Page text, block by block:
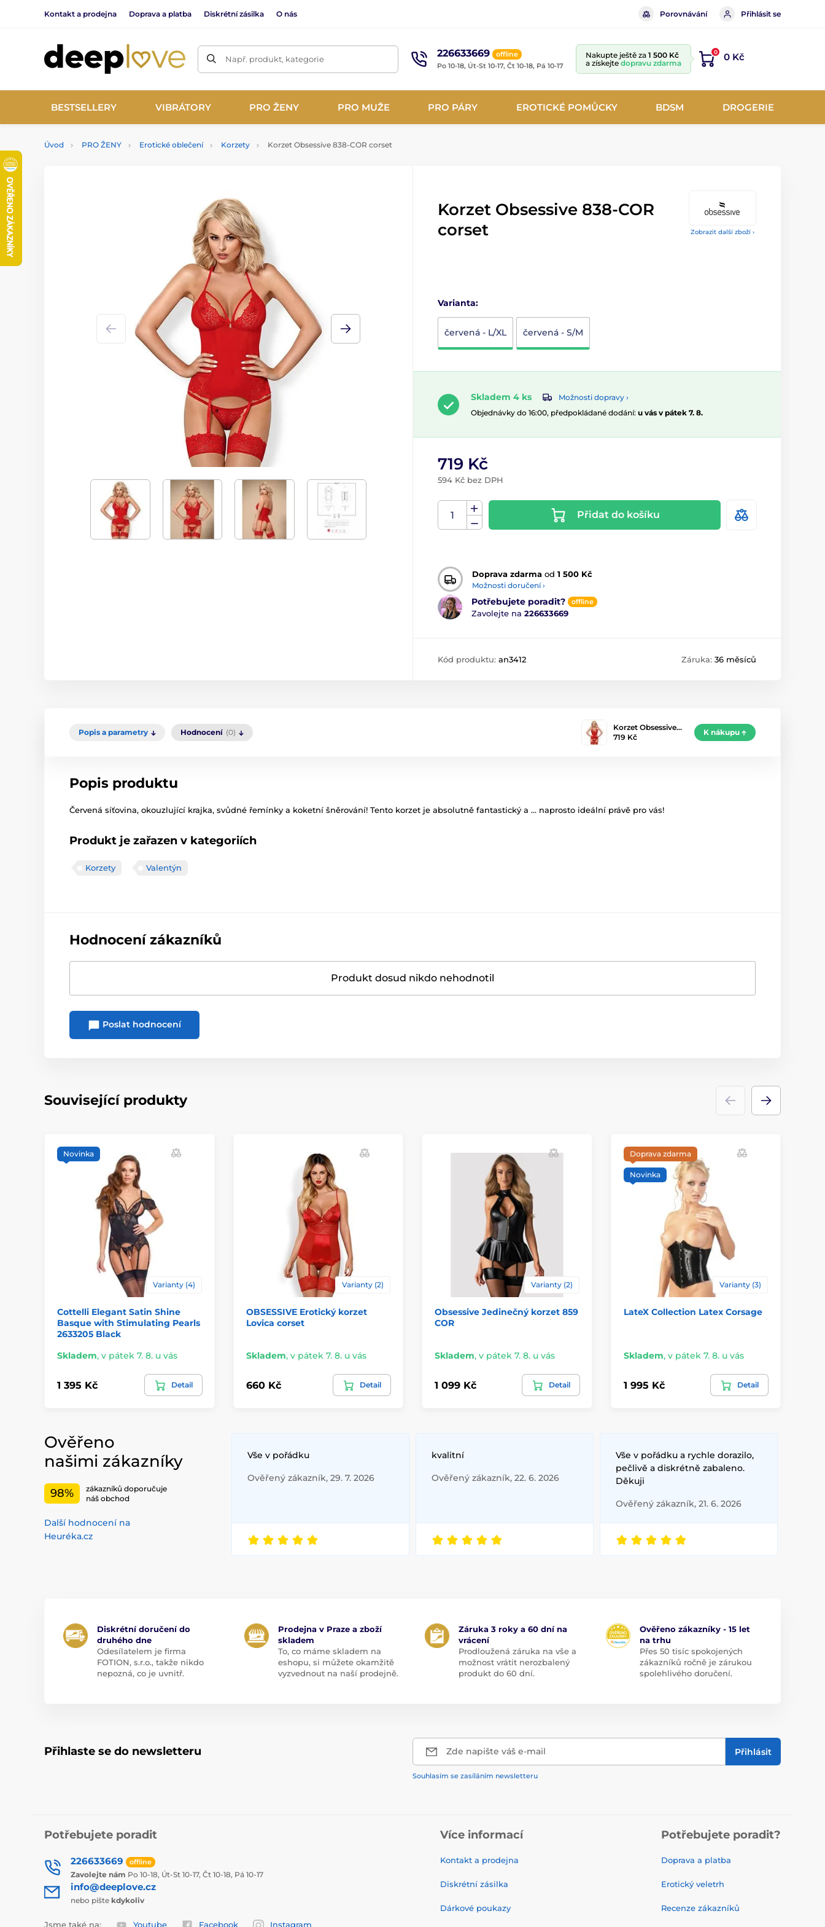
Kontakt a prodejna Doprava a platba Diskrétní zásilka O nás Porovnávání Přihlásit se
Např. produkt, kategorie 226633669
offline
Po 10-18, Út-St 10-17, Čt 10-18, Pá 10-17
Nakupte ještě za 1 500 Kč
a získejte dopravu zdarma
0 0 Kč
BESTSELLERY VIBRÁTORY PRO ŽENY PRO MUŽE PRO PÁRY EROTICKÉ POMŮCKY BDSM DROGERIE
Úvod PRO ŽENY Erotické oblečení Korzety Korzet Obsessive 838-COR corset
Zobrazit další zboží ›
Korzet Obsessive 838-COR
corset
Varianta:
červená - L/XL červená - S/M
Skladem 4 ks
Možnosti dopravy ›
Objednávky do 16:00, předpokládané dodání: u vás v pátek 7. 8.
719 Kč
594 Kč bez DPH
Přidat do košíku
Doprava zdarma od 1 500 Kč
Možnosti doručení ›
Potřebujete poradit? offline
Zavolejte na 226633669
Kód produktu: an3412 Záruka: 36 měsíců
Popis a parametry Hodnocení (0)
Korzet Obsessive…
719 Kč
K nákupu
Popis produktu
Červená síťovina, okouzlující krajka, svůdné řemínky a koketní šněrování! Tento korzet je absolutně fantastický a ... naprosto ideální právě pro vás!
Produkt je zařazen v kategoriích
Korzety Valentýn
Hodnocení zákazníků
Produkt dosud nikdo nehodnotil
Poslat hodnocení
Související produkty
Novinka
Varianty (4)
Cottelli Elegant Satin Shine
Basque with Stimulating Pearls
2633205 Black
Skladem, v pátek 7. 8. u vás
1 395 Kč Detail
Varianty (2)
OBSESSIVE Erotický korzet
Lovica corset
Skladem, v pátek 7. 8. u vás
660 Kč Detail
Varianty (2)
Obsessive Jedinečný korzet 859
COR
Skladem, v pátek 7. 8. u vás
1 099 Kč Detail
Doprava zdarma
Novinka
Varianty (3)
LateX Collection Latex Corsage
Skladem, v pátek 7. 8. u vás
1 995 Kč Detail
Ověřeno
našimi zákazníky
98%
zákazníků doporučuje
náš obchod
Další hodnocení na
Heuréka.cz
Vše v pořádku
Ověřený zákazník, 29. 7. 2026
kvalitní
Ověřený zákazník, 22. 6. 2026
Vše v pořádku a rychle dorazilo,
pečlivě a diskrétně zabaleno.
Děkuji
Ověřený zákazník, 21. 6. 2026
Diskrétní doručení do
druhého dne
Odesílatelem je firma
FOTION, s.r.o., takže nikdo
nepozná, co je uvnitř.
Prodejna v Praze a zboží
skladem
To, co máme skladem na
eshopu, si můžete okamžitě
vyzvednout na naší prodejně.
Záruka 3 roky a 60 dní na
vrácení
Prodloužená záruka na vše a
možnost vrátit nerozbalený
produkt do 60 dní.
Ověřeno zákazníky - 15 let
na trhu
Přes 50 tisíc spokojených
zákazníků ročně je zárukou
spolehlivého doručení.
Přihlaste se do newsletteru Zde napište váš e-mail Přihlásit
Souhlasím se zasíláním newsletteru
Potřebujete poradit
226633669 offline
Zavolejte nám Po 10-18, Út-St 10-17, Čt 10-18, Pá 10-17
info@deeplove.cz
nebo pište kdykoliv
Jsme také na: Youtube Facebook Instagram
Více informací
Kontakt a prodejna
Diskrétní zásilka
Dárkové poukazy
Potřebujete poradit?
Doprava a platba
Erotický veletrh
Recenze zákazníků